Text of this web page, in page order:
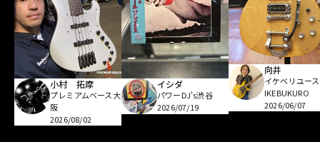
小村 拓摩
プレミアムベース大
阪
2026/08/02
イシダ
パワーDJ's渋谷
2026/07/19
向井
イケベリユース
IKEBUKURO
2026/06/07